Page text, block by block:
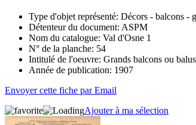
Type d'objet représenté: Décors - balcons -
Détenteur du document: ASPM
Nom du catalogue: Val d'Osne 1
N° de la planche: 54
Intitulé de l'oeuvre: Grands balcons ou
Année de publication: 1907
Envoyer cette fiche par Email
Ajouter à ma sélection